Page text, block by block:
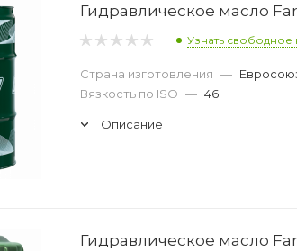
Гидравлическое масло
Узнать свободное
Страна изготовления —
Вязкость по ISO — 46
Описание
Гидравлическое масло